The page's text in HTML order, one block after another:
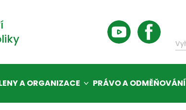
A ORGANIZACE PRÁVO A ODMĚŇOVÁNÍ